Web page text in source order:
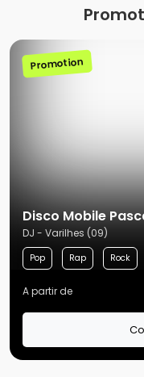
Promotion
Disco Mobile
DJ - Varilhes (09)
Pop Rap Rock
A partir de